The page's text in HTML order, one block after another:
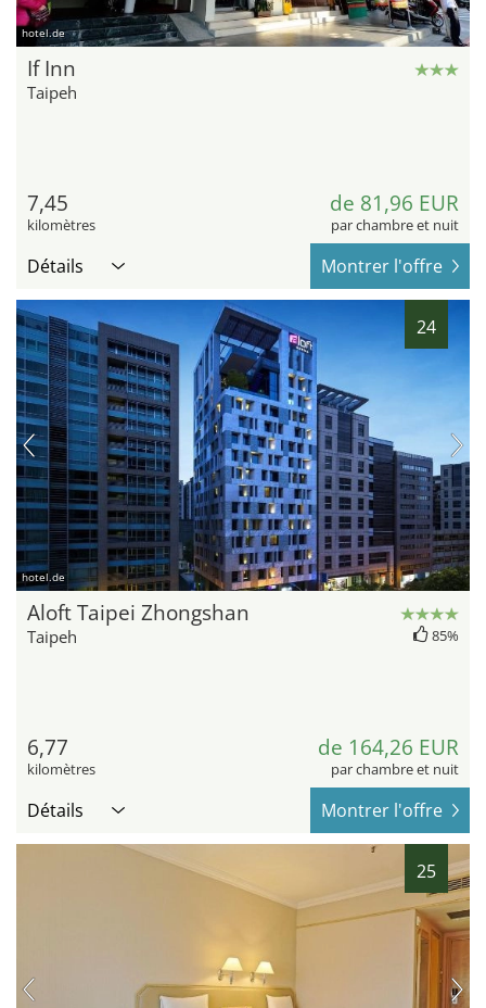
hotel.de
If Inn
Taipeh
7,45
kilomètres
de 81,96 EUR
par chambre et nuit
Détails Montrer l'offre
24
hotel.de
Aloft Taipei Zhongshan
Taipeh 85%
6,77
kilomètres
de 164,26 EUR
par chambre et nuit
Détails Montrer l'offre
25